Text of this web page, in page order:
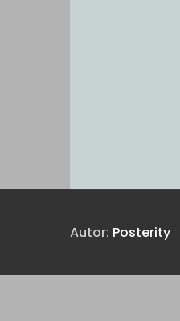
Autor: Posterity